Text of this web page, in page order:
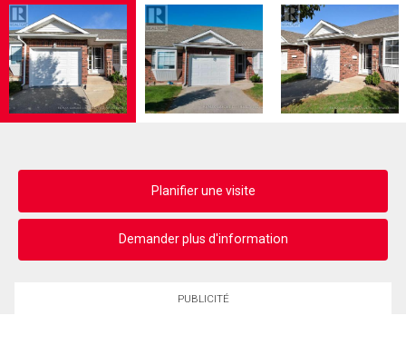
Planifier une visite
Demander plus d'information
PUBLICITÉ